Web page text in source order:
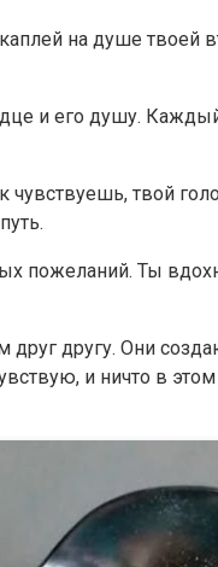
на душе твоей
и его душу.
чувствуешь, твой
пожеланий. Ты
друг другу. Они
и ничто в